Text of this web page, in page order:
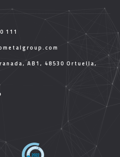
111
AB1, 48530 Ortuella,